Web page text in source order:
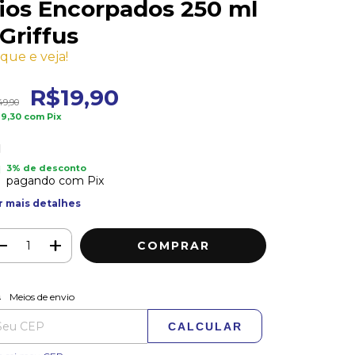
Encorpados 250 ml
e veja!
R$19,90
com Pix
3% de desconto
pagando com Pix
mais detalhes
para o CEP:
Meios de envio
CALCULAR